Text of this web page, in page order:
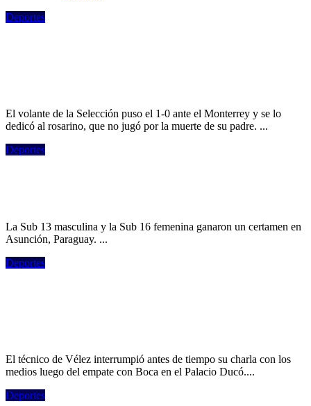
Deportes
El volante de la Selección puso el 1-0 ante el Monterrey y se lo
dedicó al rosarino, que no jugó por la muerte de su padre. ...
Deportes
La Sub 13 masculina y la Sub 16 femenina ganaron un certamen en
Asunción, Paraguay. ...
Deportes
El técnico de Vélez interrumpió antes de tiempo su charla con los
medios luego del empate con Boca en el Palacio Ducó....
Deportes